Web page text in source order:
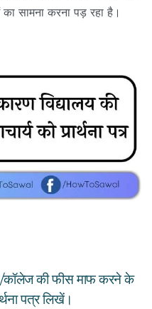
सामना करना पड़ रहा है।
कॉलेज की फीस माफ करने के
पत्र लिखें।